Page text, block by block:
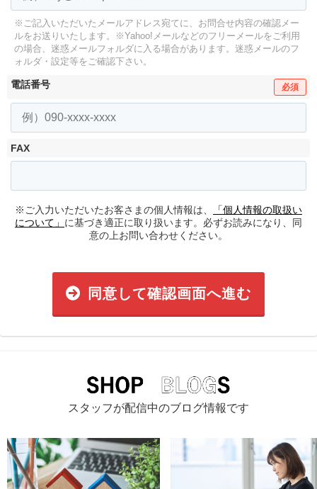
※ご記入いただいたメールアドレス宛てに、お問合せ内容の確認メー
ルをお送りいたします。
※Yahoo!メールなどのフリーメールをご利用
の場合、迷惑メールフォルダに入る場合があります。 迷惑メールのフ
ォルダ・設定等をご確認下さい。
電話番号 必須
FAX
※ご入力いただいたお客さまの個人情報は、
「個人情報の取扱い
について」 に基づき適正に取り扱います。必ずお読みになり、同
意の上お問い合わせください。
同意して確認画面へ進む
スタッフが配信中のブログ情報です